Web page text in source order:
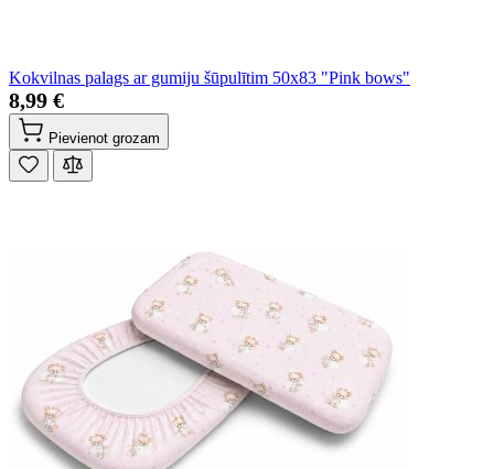
Kokvilnas palags ar gumiju šūpulītim 50x83 "Pink bows"
8,99 €
Pievienot grozam